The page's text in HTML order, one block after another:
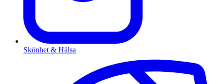
Skönhet & Hälsa